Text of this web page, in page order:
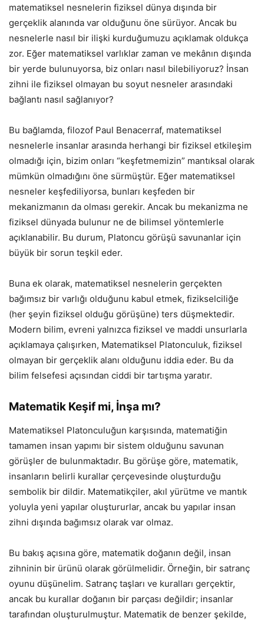
matematiksel nesnelerin fiziksel dünya dışında bir
gerçeklik alanında var olduğunu öne sürüyor. Ancak bu
nesnelerle nasıl bir ilişki kurduğumuzu açıklamak oldukça
zor. Eğer matematiksel varlıklar zaman ve mekânın dışında
bir yerde bulunuyorsa, biz onları nasıl bilebiliyoruz? İnsan
zihni ile fiziksel olmayan bu soyut nesneler arasındaki
bağlantı nasıl sağlanıyor?
Bu bağlamda, filozof Paul Benacerraf, matematiksel
nesnelerle insanlar arasında herhangi bir fiziksel etkileşim
olmadığı için, bizim onları “keşfetmemizin” mantıksal olarak
mümkün olmadığını öne sürmüştür. Eğer matematiksel
nesneler keşfediliyorsa, bunları keşfeden bir
mekanizmanın da olması gerekir. Ancak bu mekanizma ne
fiziksel dünyada bulunur ne de bilimsel yöntemlerle
açıklanabilir. Bu durum, Platoncu görüşü savunanlar için
büyük bir sorun teşkil eder.
Buna ek olarak, matematiksel nesnelerin gerçekten
bağımsız bir varlığı olduğunu kabul etmek, fizikselciliğe
(her şeyin fiziksel olduğu görüşüne) ters düşmektedir.
Modern bilim, evreni yalnızca fiziksel ve maddi unsurlarla
açıklamaya çalışırken, Matematiksel Platonculuk, fiziksel
olmayan bir gerçeklik alanı olduğunu iddia eder. Bu da
bilim felsefesi açısından ciddi bir tartışma yaratır.
Matematik Keşif mi, İnşa mı?
Matematiksel Platonculuğun karşısında, matematiğin
tamamen insan yapımı bir sistem olduğunu savunan
görüşler de bulunmaktadır. Bu görüşe göre, matematik,
insanların belirli kurallar çerçevesinde oluşturduğu
sembolik bir dildir. Matematikçiler, akıl yürütme ve mantık
yoluyla yeni yapılar oluştururlar, ancak bu yapılar insan
zihni dışında bağımsız olarak var olmaz.
Bu bakış açısına göre, matematik doğanın değil, insan
zihninin bir ürünü olarak görülmelidir. Örneğin, bir satranç
oyunu düşünelim. Satranç taşları ve kuralları gerçektir,
ancak bu kurallar doğanın bir parçası değildir; insanlar
tarafından oluşturulmuştur. Matematik de benzer şekilde,